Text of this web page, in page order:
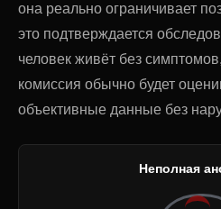
она реально ограничивает
это подтверждается
человек живёт без
комиссия обычно будет
объективные данные без
Неполная